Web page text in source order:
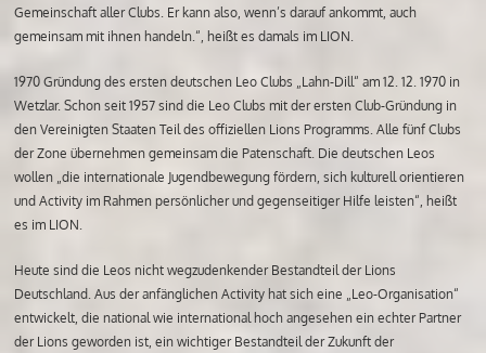
Gemeinschaft aller Clubs. Er kann also, wenn’s darauf ankommt, auch
gemeinsam mit ihnen handeln.“, heißt es damals im LION.
1970 Gründung des ersten deutschen Leo Clubs „Lahn-Dill“ am 12. 12. 1970 in
Wetzlar. Schon seit 1957 sind die Leo Clubs mit der ersten Club-Gründung in
den Vereinigten Staaten Teil des offiziellen Lions Programms. Alle fünf Clubs
der Zone übernehmen gemeinsam die Patenschaft. Die deutschen Leos
wollen „die internationale Jugendbewegung fördern, sich kulturell orientieren
und Activity im Rahmen persönlicher und gegenseitiger Hilfe leisten“, heißt
es im LION.
Heute sind die Leos nicht wegzudenkender Bestandteil der Lions
Deutschland. Aus der anfänglichen Activity hat sich eine „Leo-Organisation“
entwickelt, die national wie international hoch angesehen ein echter Partner
der Lions geworden ist, ein wichtiger Bestandteil der Zukunft der